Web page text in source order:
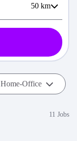
50 km
Home-Office
11 Jobs